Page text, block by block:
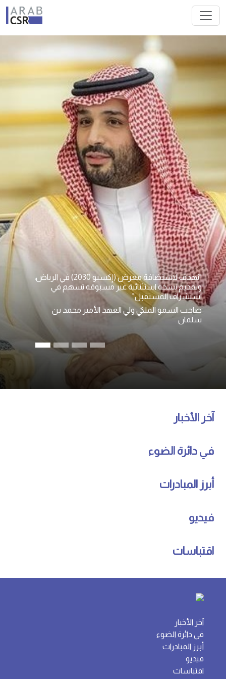
"نهدف لاستضافة معرض (إكسبو 2030) في الرياض،
وتقديم نسخة استثنائية غير مسبوقة تسهم في
استشراف المستقبل"
صاحب السمو الملكي ولي العهد الأمير محمد بن
سلمان
آخر الأخبار
في دائرة الضوء
أبرز المبادرات
فيديو
اقتباسات
آخر الأخبار
في دائرة الضوء
أبرز المبادرات
فيديو
اقتباسات